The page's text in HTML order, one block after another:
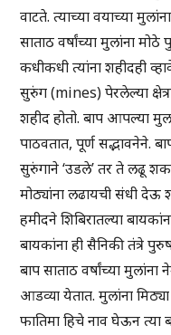
वाटते. त्याच्या वयाच्या
साताठ वर्षांच्या मुलांना
कधीकधी त्यांना शहीदही
सुरुंग (mines) पेरलेल्या
शहीद होतो. बाप आपल्या
पाठवतात, पूर्ण सद्भावनेने.
सुरुंगाने ‘उडले’ तर ते लढू
मोठ्यांना लढायची संधी देऊ
हमीदने शिबिरातल्या
बायकांना ही सैनिकी तंत्रे
बाप साताठ वर्षांच्या
आडव्या येतात. मुलांना
फातिमा हिचे नाव घेऊन त्या